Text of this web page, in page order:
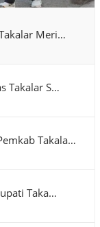
Meri…
Takalar S…
Takala…
Taka…